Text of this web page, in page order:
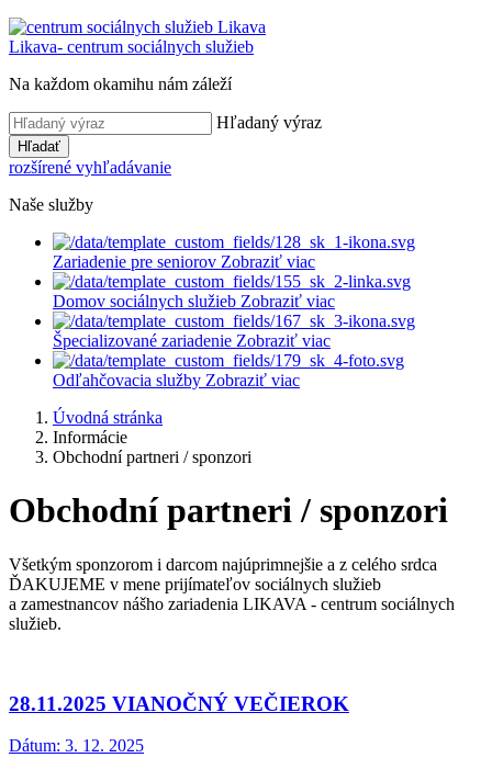
Likava- centrum sociálnych služieb
Na každom okamihu nám záleží
Hľadaný výraz
Hľadať
rozšírené vyhľadávanie
Naše služby
Zariadenie pre seniorov Zobraziť viac
Domov sociálnych služieb Zobraziť viac
Špecializované zariadenie Zobraziť viac
Odľahčovacia služby Zobraziť viac
Úvodná stránka
Informácie
Obchodní partneri / sponzori
Obchodní partneri / sponzori
Všetkým sponzorom i darcom najúprimnejšie a z celého srdca
ĎAKUJEME v mene prijímateľov sociálnych služieb
a zamestnancov nášho zariadenia LIKAVA - centrum sociálnych
služieb.
28.11.2025 VIANOČNÝ VEČIEROK
Dátum: 3. 12. 2025